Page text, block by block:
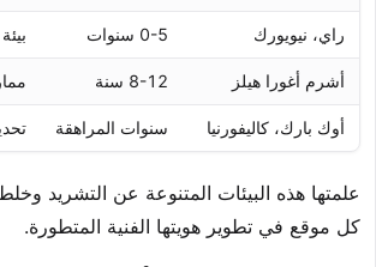
راي، نيويورك 0-5 سنوات
أشرم أغورا هيلز 8-12 سنة
أوك بارك، كاليفورنيا سنوات المراهقة
علمتها هذه البيئات المتنوعة عن التشريد
كل موقع في تطوير هويتها الفنية المتطورة.